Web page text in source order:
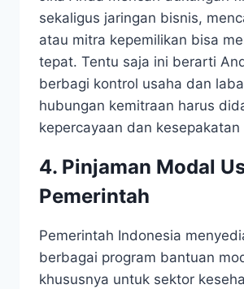
sekaligus jaringan bisnis,
atau mitra kepemilikan bisa
tepat. Tentu saja ini berarti
berbagi kontrol usaha dan
hubungan kemitraan harus
kepercayaan dan
4. Pinjaman Modal
Pemerintah
Pemerintah Indonesia
berbagai program bantuan
khususnya untuk sektor